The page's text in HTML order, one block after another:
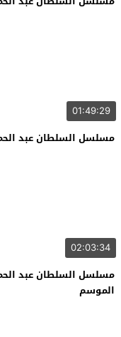
01:49:29
مسلسل السلطان عبد
02:03:34
الموسم